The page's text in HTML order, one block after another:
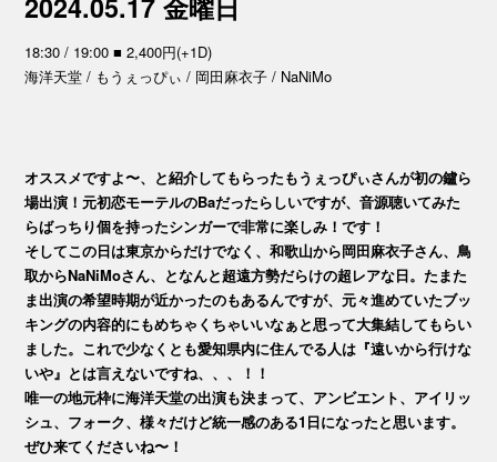
18:30 / 19:00 ■ 2,400円(+1D)
海洋天堂 / もうぇっぴぃ / 岡田麻衣子 / NaNiMo
オススメですよ〜、と紹介してもらったもうぇっぴぃさんが初の鑪ら
場出演！元初恋モーテルのBaだったらしいですが、音源聴いてみた
らばっちり個を持ったシンガーで非常に楽しみ！です！
そしてこの日は東京からだけでなく、和歌山から岡田麻衣子さん、鳥
取からNaNiMoさん、となんと超遠方勢だらけの超レアな日。たまた
ま出演の希望時期が近かったのもあるんですが、元々進めていたブッ
キングの内容的にもめちゃくちゃいいなぁと思って大集結してもらい
ました。これで少なくとも愛知県内に住んでる人は『遠いから行けな
いや』とは言えないですね、、、！！
唯一の地元枠に海洋天堂の出演も決まって、アンビエント、アイリッ
シュ、フォーク、様々だけど統一感のある1日になったと思います。
ぜひ来てくださいね〜！